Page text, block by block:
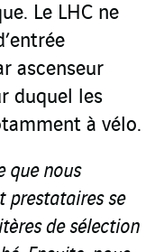
Le LHC ne
ascenseur
duquel les
à vélo.
que nous
prestataires se
de sélection